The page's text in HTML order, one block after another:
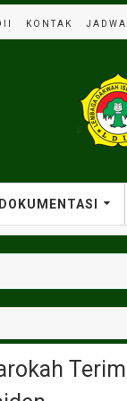
KONTAK
DOKUMENTASI